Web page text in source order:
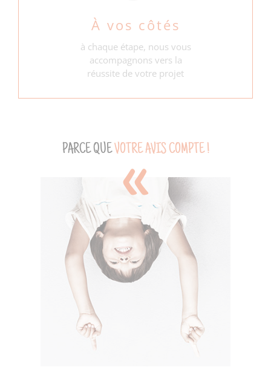
À vos côtés
à chaque étape, nous vous
accompagnons vers la
réussite de votre projet
PARCE QUEVOTRE AVIS COMPTE !